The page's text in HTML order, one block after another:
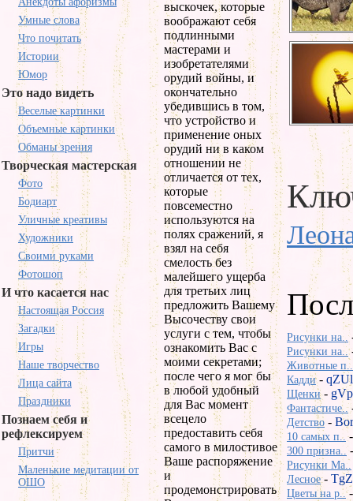
Умные слова
Что почитать
Истории
Юмор
Это надо видеть
Веселые картинки
Объемные картинки
Обманы зрения
Творческая мастерская
Фото
Бодиарт
Уличные креативы
Художники
Своими руками
Фотошоп
И что касается нас
Настоящая Россия
Загадки
Игры
Наше творчество
Лица сайта
Праздники
Познаем себя и
рефлексируем
Притчи
Маленькие медитации от
ОШО
выскочек, которые
воображают себя
подлинными
мастерами и
изобретателями
орудий войны, и
окончательно
убедившись в том,
что устройство и
применение оных
орудий ни в каком
отношении не
отличается от тех,
которые
повсеместно
используются на
полях сражений, я
взял на себя
смелость без
малейшего ущерба
для третьих лиц
предложить Вашему
Высочеству свои
услуги с тем, чтобы
ознакомить Вас с
моими секретами;
после чего я мог бы
в любой удобный
для Вас момент
всецело
предоставить себя
самого в милостивое
Ваше распоряжение
и
продемонстрировать
Рисунки на..
Рисунки на..
Животные п..
Кадди-
Щенки-
Фантастиче..
Детство -
10 самых п..
300 призна..
Рисунки Ma..
Лесное-
Цветы на р..